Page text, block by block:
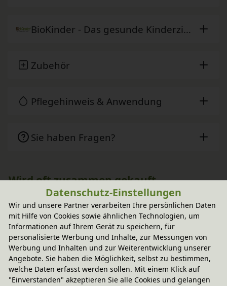
BioKinder - Das gesunde Kinderzimmer
Zubehör
Pflegehinweis & Anwendung
Sie haben Fragen?
Wird oft zusammen gekauft
-20% Code
Lina Wickelkommode
In verschiedenen Varianten
aus Bio-Massivholz
1.544,90 €
Datenschutz-Einstellungen
Wir und unsere Partner verarbeiten Ihre persönlichen Daten
mit Hilfe von Cookies sowie ähnlichen Technologien, um
Informationen auf Ihrem Gerät zu speichern, für
personalisierte Werbung und Inhalte, zur Messungen von
Werbung und Inhalten und zur Weiterentwicklung unserer
Angebote. Sie haben die Möglichkeit, selbst zu bestimmen,
welche Daten erfasst werden sollen. Mit einem Klick auf
"Einverstanden" akzeptieren Sie alle Cookies und gelangen